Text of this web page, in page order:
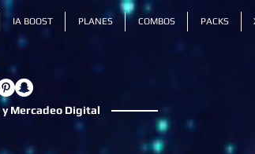
Mercadeo Digital
IA BOOST PLANES COMBOS PACKS